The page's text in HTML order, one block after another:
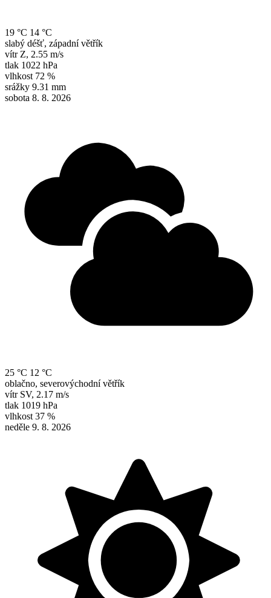
19 °C 14 °C
slabý déšť, západní větřík
vítr Z, 2.55 m/s
tlak 1022 hPa
vlhkost 72 %
srážky 9.31 mm
sobota 8. 8. 2026
25 °C 12 °C
oblačno, severovýchodní větřík
vítr SV, 2.17 m/s
tlak 1019 hPa
vlhkost 37 %
neděle 9. 8. 2026